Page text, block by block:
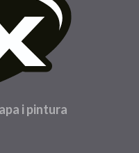
i pintura